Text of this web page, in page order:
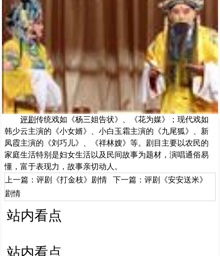
评剧传统戏如《杨三姐告状》、《花为媒》；现代戏如
韩少云主演的《小女婿》、小白玉霜主演的《九尾狐》、新
凤霞主演的《刘巧儿》、《祥林嫂》等。剧目主要以农民的
家庭生活特别是妇女生活以及民间故事为题材，演唱通俗易
懂，富于表现力，故事亲切动人。
上一篇：评剧《打金枝》剧情 下一篇：评剧《安安送米》
剧情
站内看点
站内看点